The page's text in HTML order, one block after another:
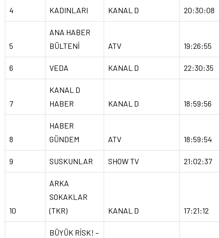
4
KADINLARI
KANAL D 20:30:08
5
ANA HABER
BÜLTENİ
ATV 19:26:55
6 VEDA KANAL D 22:30:35
7
KANAL D
HABER
KANAL D 18:59:56
8
HABER
GÜNDEM
ATV 18:59:54
9 SUSKUNLAR SHOW TV 21:02:37
10
ARKA
SOKAKLAR
(TKR)
KANAL D 17:21:12
BÜYÜK RİSK! –